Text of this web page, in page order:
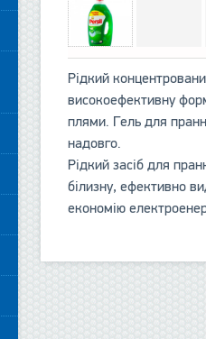
Рідкий
високоефективну
плями. Гель для
надовго.
Рідкий засіб для
білизну, ефективно
економію